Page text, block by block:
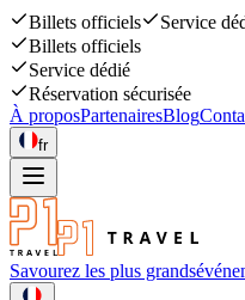
Billets officiels Service
Billets officiels
Service dédié
Réservation sécurisée
À proposPartenairesBlog
fr
Savourez les plus grands